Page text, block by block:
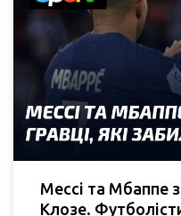
Мессі та Мбаппе
Клозе.